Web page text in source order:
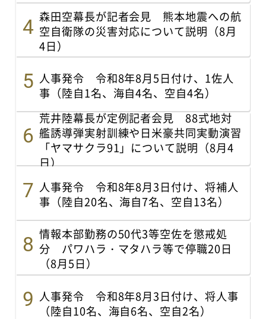
森田空幕長が記者会見 熊本地震への航
空自衛隊の災害対応について説明（8月
4日）
人事発令 令和8年8月5日付け、1佐人
事（陸自1名、海自4名、空自4名）
荒井陸幕長が定例記者会見 88式地対
艦誘導弾実射訓練や日米豪共同実動演習
「ヤマサクラ91」について説明（8月4
日）
人事発令 令和8年8月3日付け、将補人
事（陸自20名、海自7名、空自13名）
情報本部勤務の50代3等空佐を懲戒処
分 パワハラ・マタハラ等で停職20日
（8月5日）
人事発令 令和8年8月3日付け、将人事
（陸自10名、海自6名、空自2名）